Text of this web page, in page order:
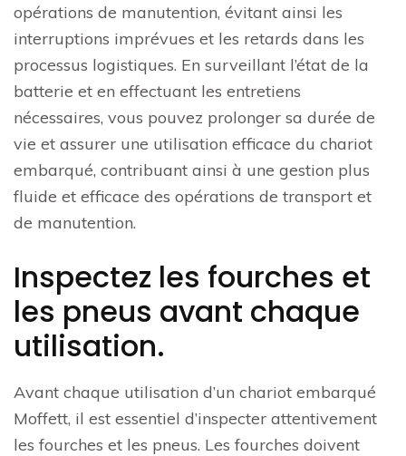
opérations de manutention, évitant ainsi les
interruptions imprévues et les retards dans les
processus logistiques. En surveillant l’état de la
batterie et en effectuant les entretiens
nécessaires, vous pouvez prolonger sa durée de
vie et assurer une utilisation efficace du chariot
embarqué, contribuant ainsi à une gestion plus
fluide et efficace des opérations de transport et
de manutention.
Inspectez les fourches et
les pneus avant chaque
utilisation.
Avant chaque utilisation d’un chariot embarqué
Moffett, il est essentiel d’inspecter attentivement
les fourches et les pneus. Les fourches doivent